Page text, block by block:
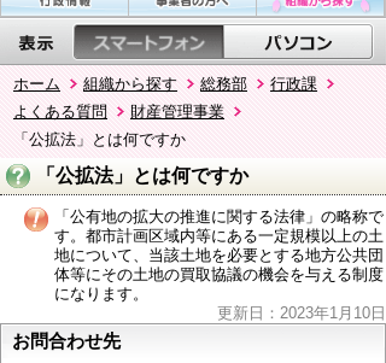
ホーム 組織から探す 総務部
行政課
よくある質問
財産管理事業
「公拡法」とは何ですか
「公拡法」とは何ですか
「公有地の拡大の推進に関する法律」の略称で
す。都市計画区域内等にある一定規模以上の土
地について、当該土地を必要とする地方公共団
体等にその土地の買取協議の機会を与える制度
になります。
更新日：2023年1月10日
お問合わせ先